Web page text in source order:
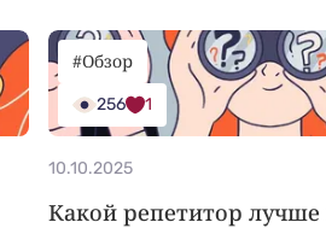
#Обзор
256 1
10.10.2025
Какой репетитор